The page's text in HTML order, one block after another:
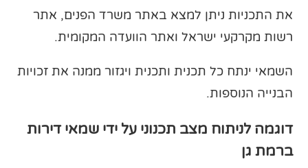
את התכניות ניתן למצא באתר משרד הפנים, אתר
רשות מקרקעי ישראל ואתר הוועדה המקומית.
השמאי ינתח כל תכנית ותכנית ויגזור ממנה את זכויות
הבנייה הנוספות.
דוגמה לניתוח מצב תכנוני על ידי שמאי דירות
ברמת גן